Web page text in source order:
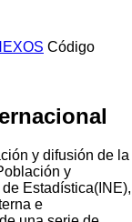
Código
y difusión de la
y
Estadística(INE),
e